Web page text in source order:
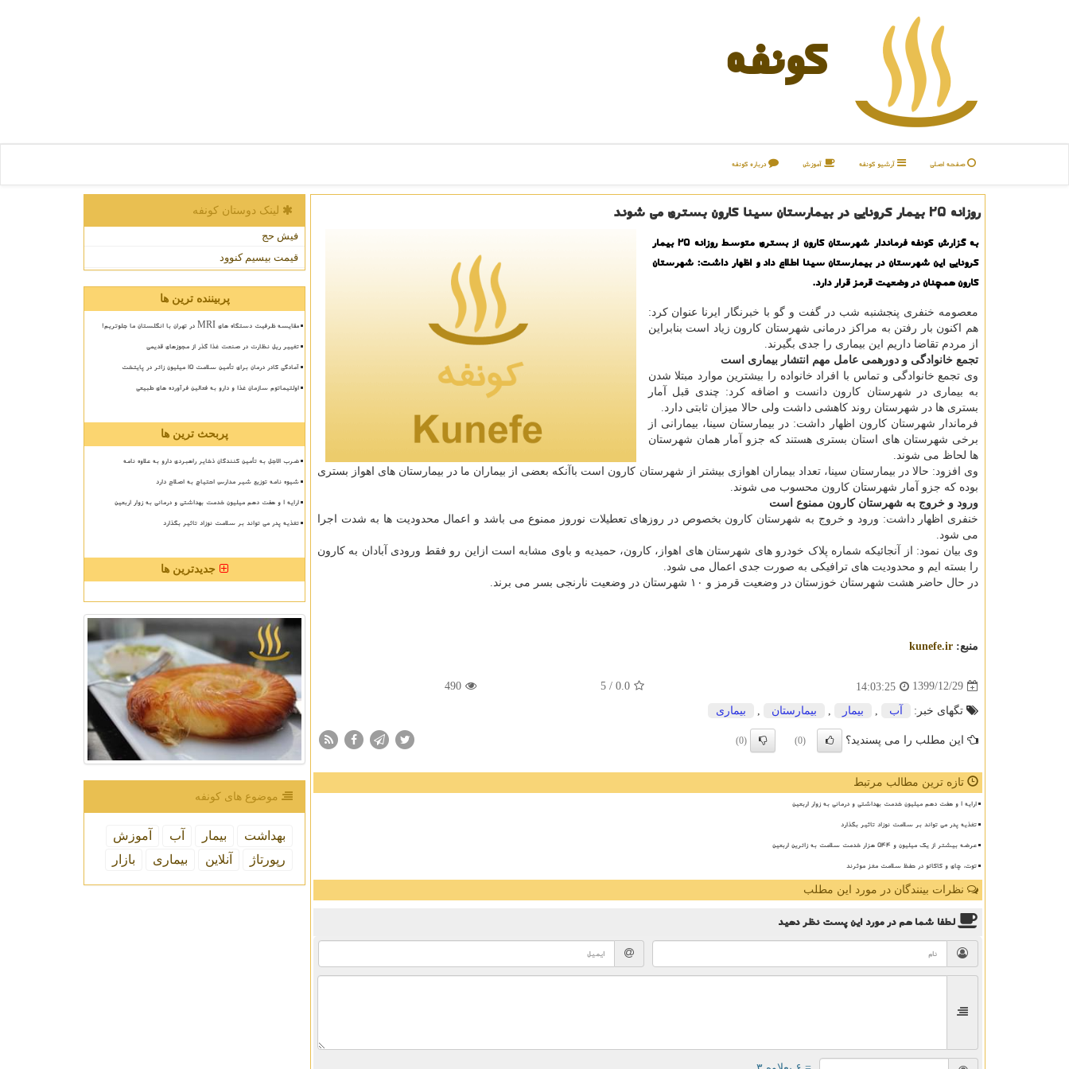
كونفه
صفحه اصلی آرشیو كونفه آموزش درباره كونفه
روزانه ۲۵ بیمار كرونایی در بیمارستان سینا كارون بستری می شوند
به گزارش کونفه فرماندار شهرستان کارون از بستری متوسط روزانه ۲۵ بیمار
کرونایی این شهرستان در بیمارستان سینا اطلاع داد و اظهار داشت: شهرستان
کارون همچنان در وضعیت قرمز قرار دارد.
معصومه خنفری پنجشنبه شب در گفت و گو با خبرنگار ایرنا عنوان کرد:
هم اکنون بار رفتن به مراکز درمانی شهرستان کارون زیاد است بنابراین
از مردم تقاضا داریم این بیماری را جدی بگیرند.
تجمع خانوادگی و دورهمی عامل مهم انتشار بیماری است
وی تجمع خانوادگی و تماس با افراد خانواده را بیشترین موارد مبتلا شدن
به بیماری در شهرستان کارون دانست و اضافه کرد: چندی قبل آمار
بستری ها در شهرستان روند کاهشی داشت ولی حالا میزان ثابتی دارد.
فرماندار شهرستان کارون اظهار داشت: در بیمارستان سینا، بیمارانی از
برخی شهرستان های استان بستری هستند که جزو آمار همان شهرستان
ها لحاظ می شوند.
وی افزود: حالا در بیمارستان سینا، تعداد بیماران اهوازی بیشتر از شهرستان کارون است باآنکه بعضی از بیماران ما در بیمارستان های اهواز بستری
بوده که جزو آمار شهرستان کارون محسوب می شوند.
ورود و خروج به شهرستان کارون ممنوع است
خنفری اظهار داشت: ورود و خروج به شهرستان کارون بخصوص در روزهای تعطیلات نوروز ممنوع می باشد و اعمال محدودیت ها به شدت اجرا
می شود.
وی بیان نمود: از آنجائیکه شماره پلاک خودرو های شهرستان های اهواز، کارون، حمیدیه و باوی مشابه است ازاین رو فقط ورودی آبادان به کارون
را بسته ایم و محدودیت های ترافیکی به صورت جدی اعمال می شود.
در حال حاضر هشت شهرستان خوزستان در وضعیت قرمز و ۱۰ شهرستان در وضعیت نارنجی بسر می برند.
منبع: kunefe.ir
1399/12/29
14:03:25
0.0
/ 5
490
تگهای خبر: آب بیمار بیمارستان بیماری
این مطلب را می پسندید؟ (0)
(0)
تازه ترین مطالب مرتبط
ارایه ۱ و هفت دهم میلیون خدمت بهداشتی و درمانی به زوار اربعین
تغذیه پدر می تواند بر سلامت نوزاد تاثیر بگذارد
عرضه بیشتر از یک میلیون و ۵۴۴ هزار خدمت سلامت به زائرین اربعین
توت، چای و کاکائو در حفظ سلامت مغز موثرند
نظرات بینندگان در مورد این مطلب
لطفا شما همدر مورد این پستنظر دهید
لینک دوستان كونفه
فیش حج
قیمت بیسیم کنوود
پربیننده ترین ها
مقایسه ظرفیت دستگاه های MRI در تهران با انگلستان ما جلوتریم!
تغییر ریل نظارت در صنعت غذا گذر از مجوزهای قدیمی
آمادگی کادر درمان برای تأمین سلامت 15 میلیون زائر در پایتخت
اولتیماتوم سازمان غذا و دارو به فعالین فرآورده های طبیعی
پربحث ترین ها
ضرب الاجل به تأمین کنندگان ذخایر راهبردی دارو به علاوه نامه
شیوه نامه توزیع شیر مدارس احتیاج به اصلاح دارد
ارایه ۱ و هفت دهم میلیون خدمت بهداشتی و درمانی به زوار اربعین
تغذیه پدر می تواند بر سلامت نوزاد تاثیر بگذارد
جدیدترین ها
موضوع های كونفه
بهداشت بیمار آب
آموزش
رپورتاژ
آنلاین بیماری بازار